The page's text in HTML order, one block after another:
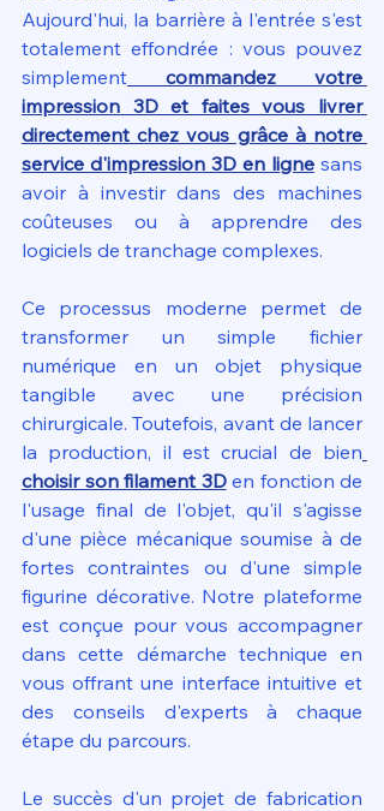
Aujourd'hui, la barrière à l'entrée s'est
totalement effondrée : vous pouvez
simplement
commandez votre
impression 3D et faites vous livrer
directement chez vous grâce à notre
service d'impression 3D en ligne sans
avoir à investir dans des machines
coûteuses ou à apprendre des
logiciels de tranchage complexes.
Ce processus moderne permet de
transformer un simple fichier
numérique en un objet physique
tangible avec une précision
chirurgicale. Toutefois, avant de lancer
la production, il est crucial de bien
choisir son filament 3D en fonction de
l'usage final de l'objet, qu'il s'agisse
d'une pièce mécanique soumise à de
fortes contraintes ou d'une simple
figurine décorative. Notre plateforme
est conçue pour vous accompagner
dans cette démarche technique en
vous offrant une interface intuitive et
des conseils d'experts à chaque
étape du parcours.
Le succès d'un projet de fabrication